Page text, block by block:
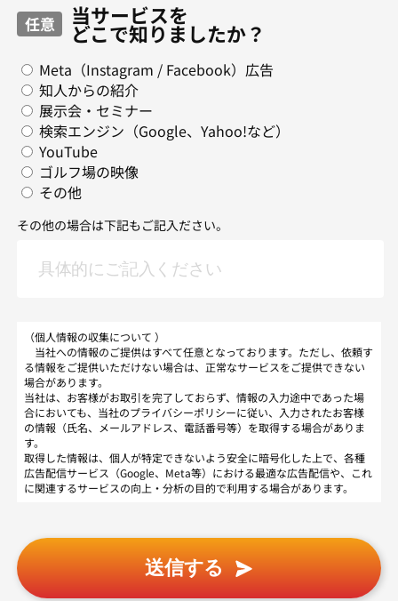
当サービスを
どこで知りましたか？
任意
Meta（Instagram / Facebook）広告
知人からの紹介
展示会・セミナー
検索エンジン（Google、Yahoo!など）
YouTube
ゴルフ場の映像
その他
その他の場合は下記もご記入ださい。
（個人情報の収集について ）
当社への情報のご提供はすべて任意となっております。ただし、依頼す
る情報をご提供いただけない場合は、正常なサービスをご提供できない
場合があります。
当社は、お客様がお取引を完了しておらず、情報の入力途中であった場
合においても、当社のプライバシーポリシーに従い、入力されたお客様
の情報（氏名、メールアドレス、電話番号等）を取得する場合がありま
す。
取得した情報は、個人が特定できないよう安全に暗号化した上で、各種
広告配信サービス（Google、Meta等）における最適な広告配信や、これ
に関連するサービスの向上・分析の目的で利用する場合があります。